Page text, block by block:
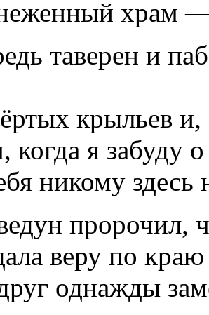
храм
таверен и
крыльев
когда я забуду
никому здесь
пророчил,
веру по
однажды